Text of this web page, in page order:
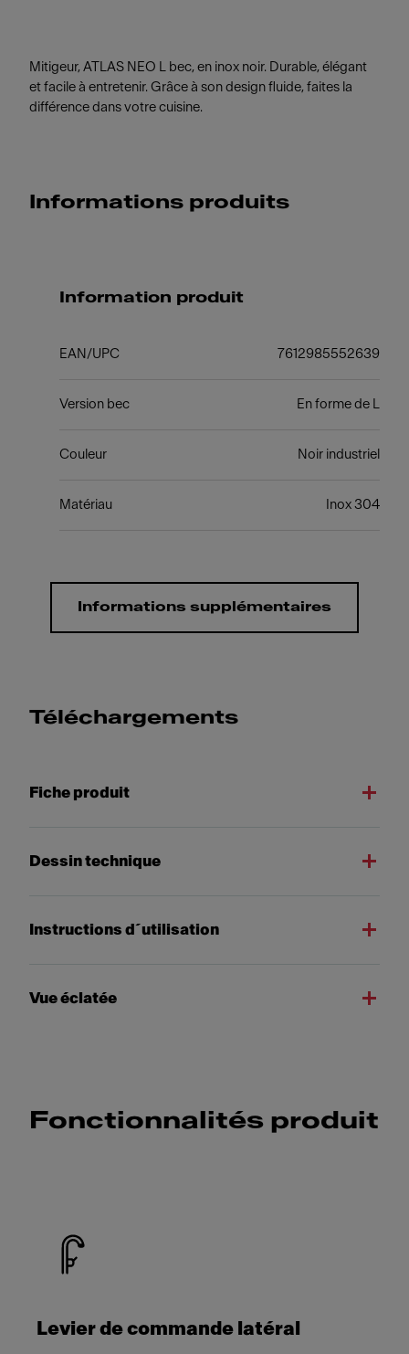
Mitigeur, ATLAS NEO L bec, en inox noir. Durable, élégant
et facile à entretenir. Grâce à son design fluide, faites la
différence dans votre cuisine.
Informations produits
Information produit
EAN/UPC 7612985552639
Version bec En forme de L
Couleur Noir industriel
Matériau Inox 304
Informations supplémentaires
Téléchargements
Fiche produit
Dessin technique
Instructions d´utilisation
Vue éclatée
Fonctionnalités produit
Levier de commande latéral